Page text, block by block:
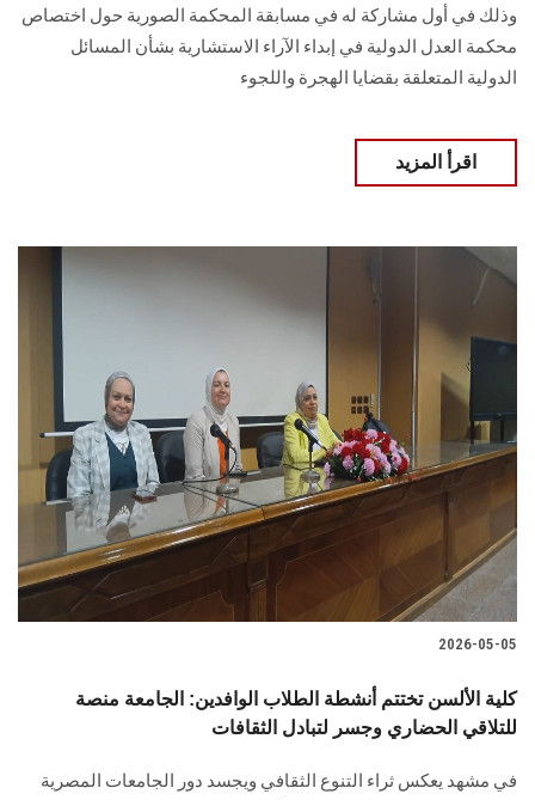
وذلك في أول مشاركة له في مسابقة المحكمة الصورية حول اختصاص
محكمة العدل الدولية في إبداء الآراء الاستشارية بشأن المسائل
الدولية المتعلقة بقضايا الهجرة واللجوء
اقرأ المزيد
2026-05-05
كلية الألسن تختتم أنشطة الطلاب الوافدين: الجامعة منصة
للتلاقي الحضاري وجسر لتبادل الثقافات
في مشهد يعكس ثراء التنوع الثقافي ويجسد دور الجامعات المصرية